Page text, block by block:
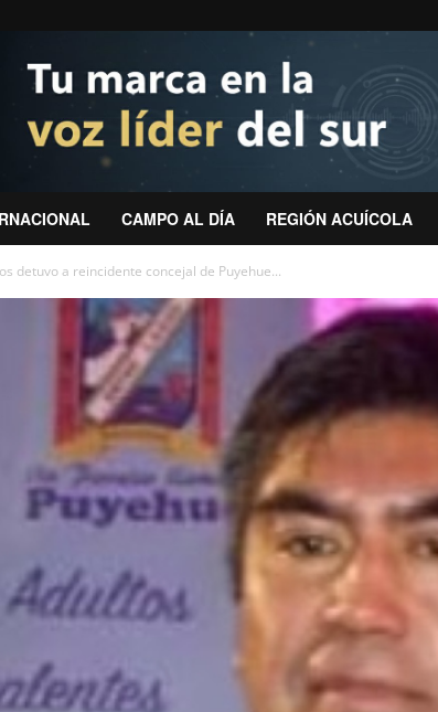
CAMPO AL DÍA REGIÓN ACUÍCOLA
detuvo a reincidente concejal de Puyehue...